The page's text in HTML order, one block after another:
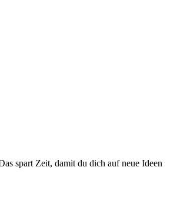
spart Zeit, damit du dich auf neue Ideen